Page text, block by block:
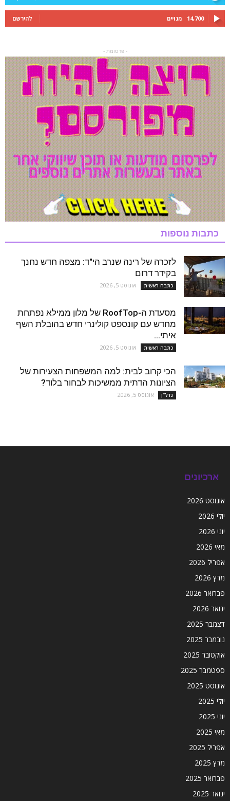
14,700 מנויים להירשם
- פרסומת -
כתבות נוספות
לזכרה של רינה שנרב הי"ד: מצפה חדש נחנך
בקידר דרום
כתבה ראשית אוגוסט 5, 2026
מסעדת ה-RoofTop של מלון ממילא נפתחת
מחדש עם קונספט קולינרי חדש בהובלת השף
איתי...
כתבה ראשית אוגוסט 5, 2026
הכי קרוב לבית: למה המשפחות הצעירות של
הציונות הדתית ממשיכות לבחור בלוד?
נדל''ן אוגוסט 5, 2026
ארכיונים
אוגוסט 2026
יולי 2026
יוני 2026
מאי 2026
אפריל 2026
מרץ 2026
פברואר 2026
ינואר 2026
דצמבר 2025
נובמבר 2025
אוקטובר 2025
ספטמבר 2025
אוגוסט 2025
יולי 2025
יוני 2025
מאי 2025
אפריל 2025
מרץ 2025
פברואר 2025
ינואר 2025